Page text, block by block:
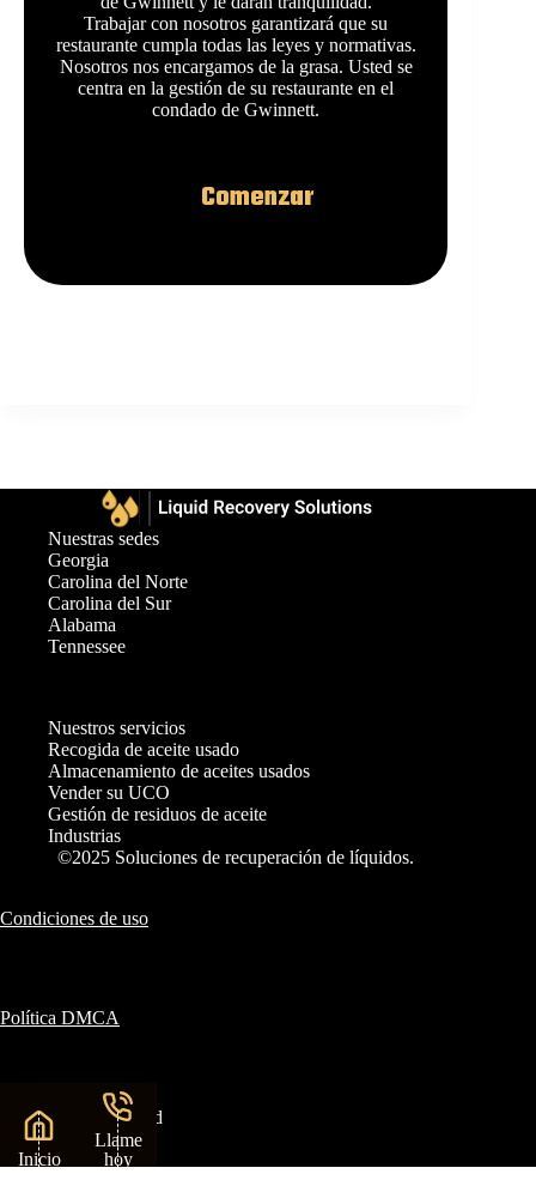
Trabajar con nosotros garantizará que su
restaurante cumpla todas las leyes y normativas.
Nosotros nos encargamos de la grasa. Usted se
centra en la gestión de su restaurante en el
condado de Gwinnett.
Comenzar
Nuestras sedes
Georgia
Carolina del Norte
Carolina del Sur
Alabama
Tennessee
Nuestros servicios
Recogida de aceite usado
Almacenamiento de aceites usados
Vender su UCO
Gestión de residuos de aceite
Industrias
©2025 Soluciones de recuperación de líquidos.
Condiciones de uso
Política DMCA
Política de privacidad
Inicio
Llame
hoy